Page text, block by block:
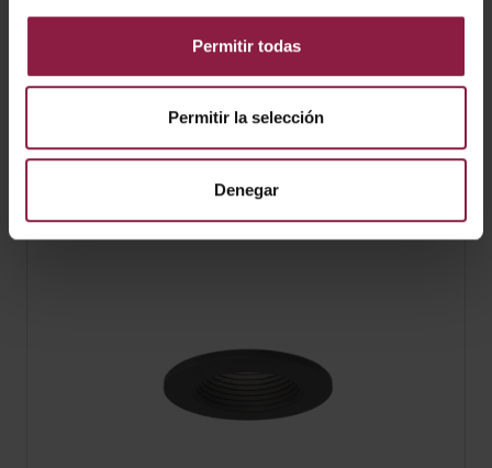
Permitir todas
Permitir la selección
Denegar
Prism Pro XM Recambio del driver